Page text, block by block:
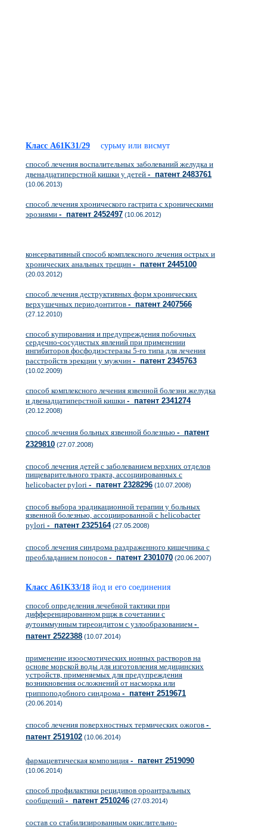
Класс A61K31/29 сурьму или висмут
способ лечения воспалительных заболеваний желудка и
двенадцатиперстной кишки у детей - патент 2483761
(10.06.2013)
способ лечения хронического гастрита с хроническими
эрозиями - патент 2452497 (10.06.2012)
консервативный способ комплексного лечения острых и
хронических анальных трещин - патент 2445100
(20.03.2012)
способ лечения деструктивных форм хронических
верхушечных периодонтитов - патент 2407566
(27.12.2010)
способ купирования и предупреждения побочных
сердечно-сосудистых явлений при применении
ингибиторов фосфодиэстеразы 5-го типа для лечения
расстройств эрекции у мужчин - патент 2345763
(10.02.2009)
способ комплексного лечения язвенной болезни желудка
и двенадцатиперстной кишки - патент 2341274
(20.12.2008)
способ лечения больных язвенной болезнью - патент
2329810 (27.07.2008)
способ лечения детей с заболеванием верхних отделов
пищеварительного тракта, ассоциированных с
helicobacter pylori - патент 2328296 (10.07.2008)
способ выбора эрадикационной терапии у больных
язвенной болезнью, ассоциированной с helicobacter
pylori - патент 2325164(27.05.2008)
способ лечения синдрома раздраженного кишечника с
преобладанием поносов - патент 2301070 (20.06.2007)
Класс A61K33/18 йод и его соединения
способ определения лечебной тактики при
дифференцированном рщж в сочетании с
аутоиммунным тиреоидитом с узлообразованием -
патент 2522388 (10.07.2014)
применение изоосмотических ионных растворов на
основе морской воды для изготовления медицинских
устройств, применяемых для предупреждения
возникновения осложнений от насморка или
гриппоподобного синдрома - патент 2519671
(20.06.2014)
способ лечения поверхностных термических ожогов -
патент 2519102 (10.06.2014)
фармацевтическая композиция - патент 2519090
(10.06.2014)
способ профилактики рецидивов ороантральных
сообщений - патент 2510246 (27.03.2014)
состав со стабилизированным окислительно-